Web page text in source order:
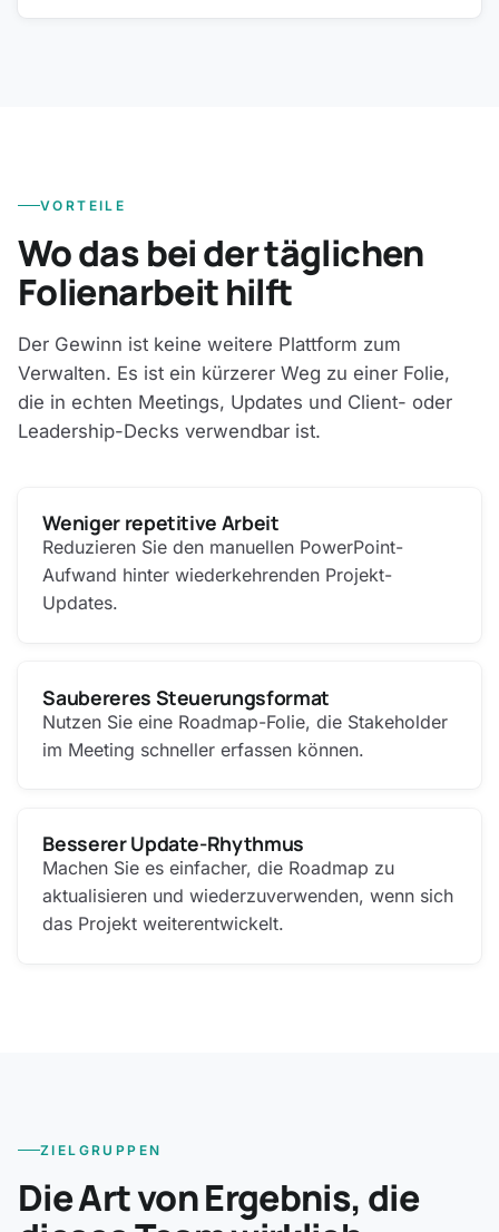
VORTEILE
Wo das bei der täglichen
Folienarbeit hilft
Der Gewinn ist keine weitere Plattform zum
Verwalten. Es ist ein kürzerer Weg zu einer Folie,
die in echten Meetings, Updates und Client- oder
Leadership-Decks verwendbar ist.
Weniger repetitive Arbeit
Reduzieren Sie den manuellen PowerPoint-
Aufwand hinter wiederkehrenden Projekt-
Updates.
Saubereres Steuerungsformat
Nutzen Sie eine Roadmap-Folie, die Stakeholder
im Meeting schneller erfassen können.
Besserer Update-Rhythmus
Machen Sie es einfacher, die Roadmap zu
aktualisieren und wiederzuverwenden, wenn sich
das Projekt weiterentwickelt.
ZIELGRUPPEN
Die Art von Ergebnis, die